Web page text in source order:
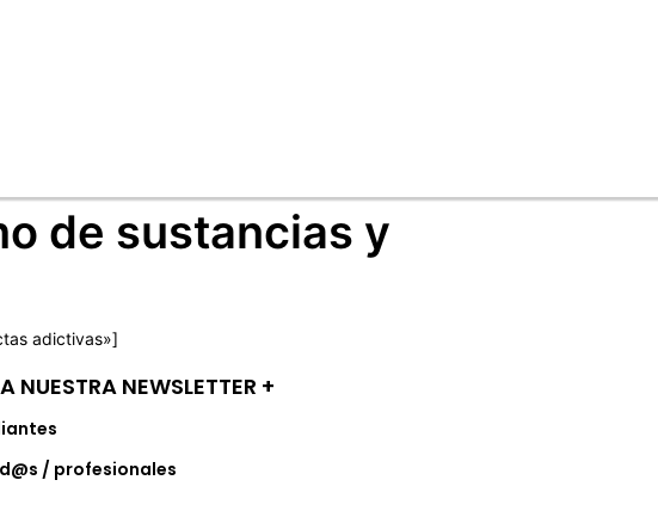
de sustancias y
adictivas»]
NUESTRA NEWSLETTER +​
/ profesionales